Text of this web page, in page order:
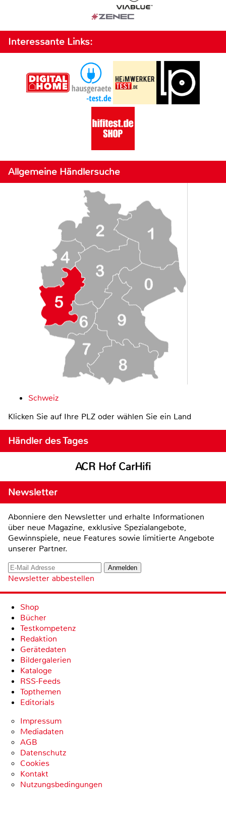
Interessante Links:
Allgemeine Händlersuche
Schweiz
Klicken Sie auf Ihre PLZ oder wählen Sie ein Land
Händler des Tages
ACR Hof CarHifi
Newsletter
Abonniere den Newsletter und erhalte Informationen
über neue Magazine, exklusive Spezialangebote,
Gewinnspiele, neue Features sowie limitierte Angebote
unserer Partner.
Newsletter abbestellen
Shop
Bücher
Testkompetenz
Redaktion
Gerätedaten
Bildergalerien
Kataloge
RSS-Feeds
Topthemen
Editorials
Impressum
Mediadaten
AGB
Datenschutz
Cookies
Kontakt
Nutzungsbedingungen